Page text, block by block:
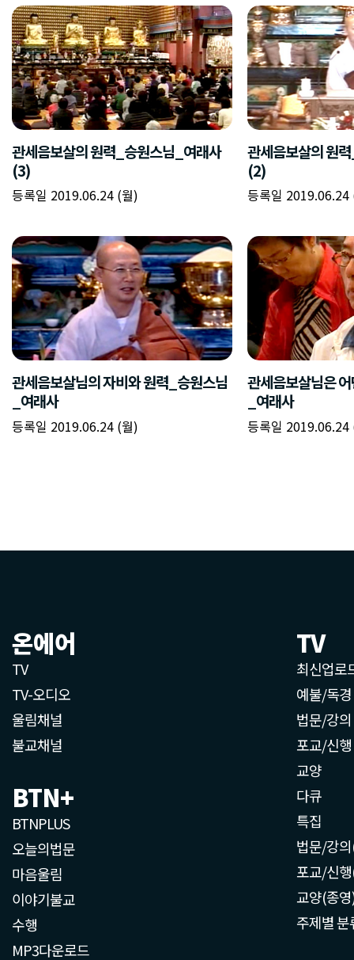
관세음보살의 원력_승원스님_여래사
(3)
등록일 2019.06.24 (월)
관세음보살의 원
(2)
등록일 2019.06.24
관세음보살님의 자비와 원력_승원스님
_여래사
등록일 2019.06.24 (월)
관세음보살님은
_여래사
등록일 2019.06.24
온에어
TV
TV-오디오
울림채널
불교채널
BTN+
BTNPLUS
오늘의법문
마음울림
이야기불교
수행
MP3다운로드
TV
최신업로
예불/독경
법문/강의
포교/신행
교양
다큐
특집
법문/강
포교/신
교양(종
주제별 분